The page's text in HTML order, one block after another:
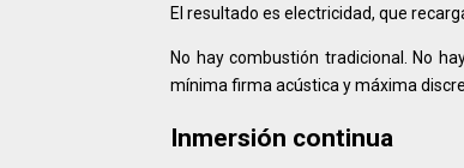
El resultado es electricidad, que
No hay combustión tradicional. No
mínima firma acústica y máxima
Inmersión continua